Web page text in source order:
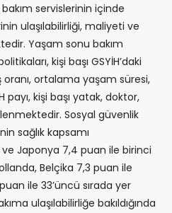
servislerinin içinde
ulaşılabilirliği, maliyeti ve
Yaşam sonu bakım
kişi başı GSYİH’daki
oranı, ortalama yaşam süresi,
payı, kişi başı yatak, doktor,
Sosyal güvenlik
sağlık kapsamı
Japonya 7,4 puan ile birinci
Belçika 7,3 puan ile
ile 33’üncü sırada yer
ulaşılabilirliğe bakıldığında